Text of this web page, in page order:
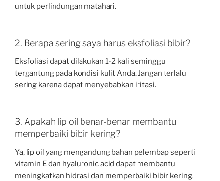
untuk perlindungan matahari.
2. Berapa sering saya harus eksfoliasi bibir?
Eksfoliasi dapat dilakukan 1-2 kali seminggu
tergantung pada kondisi kulit Anda. Jangan terlalu
sering karena dapat menyebabkan iritasi.
3. Apakah lip oil benar-benar membantu
memperbaiki bibir kering?
Ya, lip oil yang mengandung bahan pelembap seperti
vitamin E dan hyaluronic acid dapat membantu
meningkatkan hidrasi dan memperbaiki bibir kering.